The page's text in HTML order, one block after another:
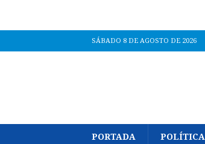
SÁBADO 8 DE AGOSTO DE 2026
PORTADA POLÍTICA